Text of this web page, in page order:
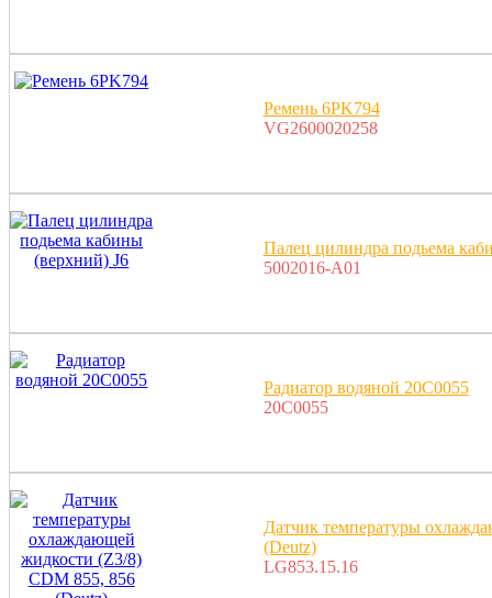
Ремень 6PK794
VG2600020258
Палец цилиндра подьема
5002016-A01
Радиатор водяной 20C0055
20C0055
Датчик температуры
(Deutz)
LG853.15.16